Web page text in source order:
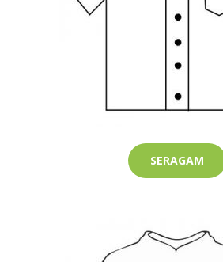
SERAGAM